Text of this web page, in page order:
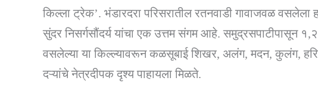
किल्ला ट्रेक’. भंडारदरा परिसरातील रतनवाडी गावाजवळ
सुंदर निसर्गसौंदर्य यांचा एक उत्तम संगम आहे. समुद्रसपाटीपासून
वसलेल्या या किल्ल्यावरून कळसूबाई शिखर, अलंग, मदन, कुलंग,
दऱ्यांचे नेत्रदीपक दृश्य पाहायला मिळते.